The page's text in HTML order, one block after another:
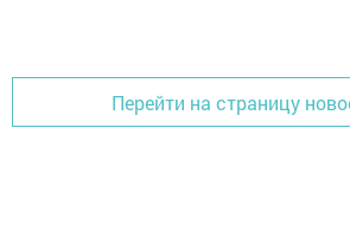
Перейти на страницу